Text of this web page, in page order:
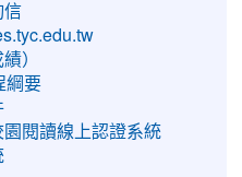
信
）
綱要
園閱讀線上認證系統